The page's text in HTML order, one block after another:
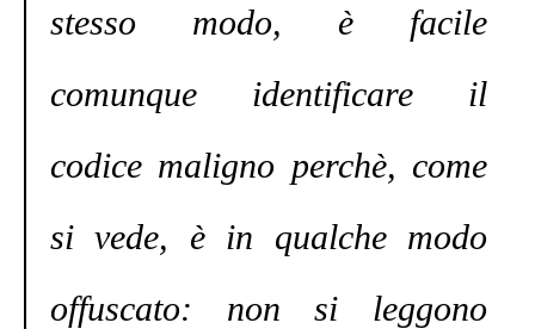
stesso modo, è facile
comunque identificare il
codice maligno perchè, come
si vede, è in qualche modo
offuscato: non si leggono